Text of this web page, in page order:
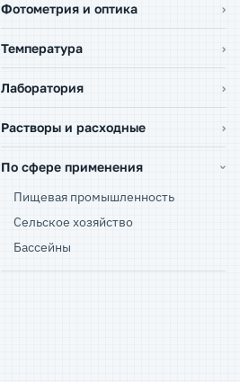
Фотометрия и оптика
Температура
Лаборатория
Растворы и расходные
По сфере применения
Пищевая промышленность
Сельское хозяйство
Бассейны